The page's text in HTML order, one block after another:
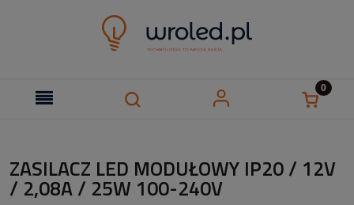
ZASILACZ LED MODUŁOWY IP20 / 12V
/ 2,08A / 25W 100-240V